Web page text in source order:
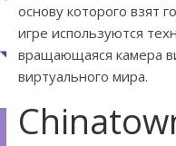
основу которого взят
игре используются
вращающаяся камера
виртуального мира.